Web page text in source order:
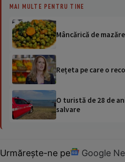
MAI MULTE PENTRU TINE
Mâncărică de
Rețeta pe care o
O turistă de 28 de
salvare
Urmărește-ne pe Google